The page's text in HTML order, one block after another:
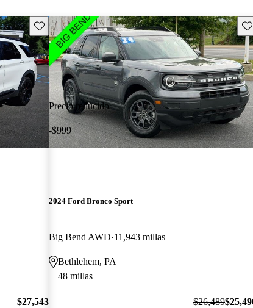
Guarda este Aviso
$27,543
Precio reducido
-$999
2024 Ford Bronco Sport
Big Bend AWD 11,943 millas
Bethlehem, PA
48 millas
$26,489